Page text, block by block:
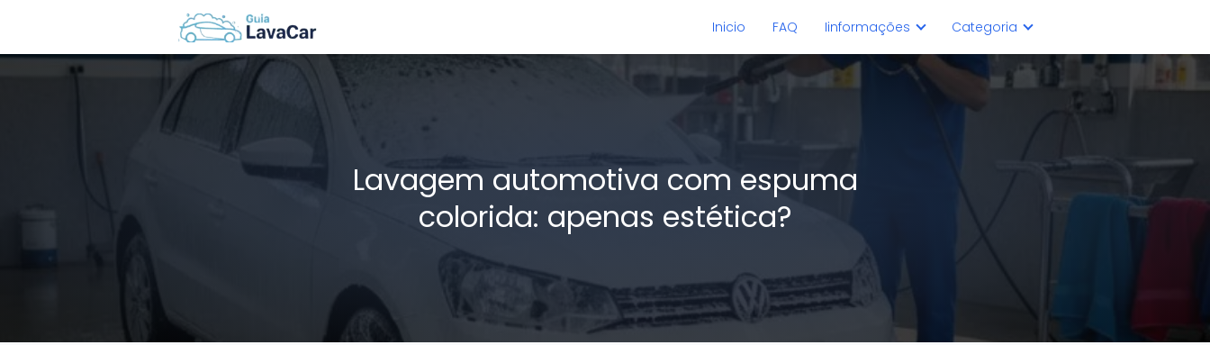
Inicio FAQ Iinformações Categoria
Lavagem automotiva com espuma
colorida: apenas estética?